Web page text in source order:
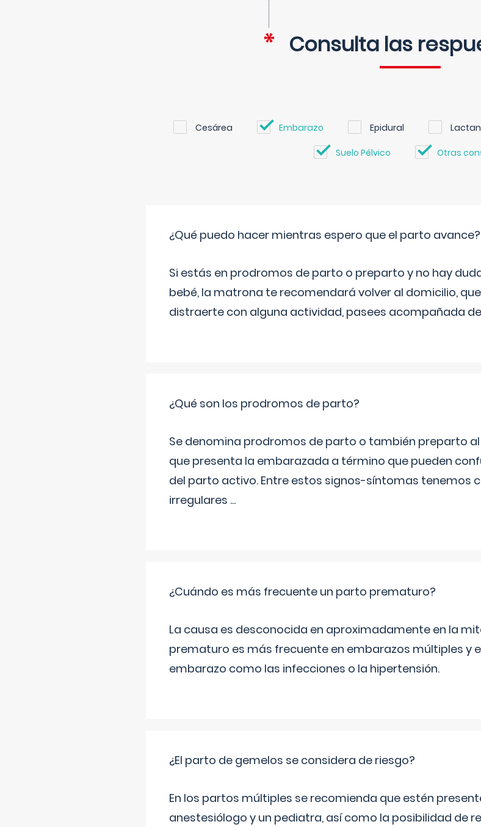
Consulta las
Cesárea Embarazo Epidural
Suelo Pélvico Otras
¿Qué puedo hacer mientras espero que el parto avance?
Si estás en prodromos de parto o preparto y no hay
bebé, la matrona te recomendará volver al domicilio,
distraerte con alguna actividad, pasees acompañada
¿Qué son los prodromos de parto?
Se denomina prodromos de parto o también preparto
que presenta la embarazada a término que pueden
del parto activo. Entre estos signos-síntomas tenemos
irregulares ...
¿Cuándo es más frecuente un parto prematuro?
La causa es desconocida en aproximadamente en la
prematuro es más frecuente en embarazos múltiples y
embarazo como las infecciones o la hipertensión.
¿El parto de gemelos se considera de riesgo?
En los partos múltiples se recomienda que estén
anestesiólogo y un pediatra, así como la posibilidad de